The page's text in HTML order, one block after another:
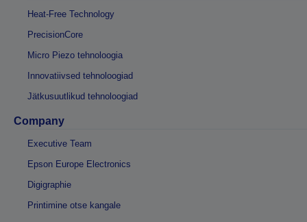
Heat-Free Technology
PrecisionCore
Micro Piezo tehnoloogia
Innovatiivsed tehnoloogiad
Jätkusuutlikud tehnoloogiad
Company
Executive Team
Epson Europe Electronics
Digigraphie
Printimine otse kangale